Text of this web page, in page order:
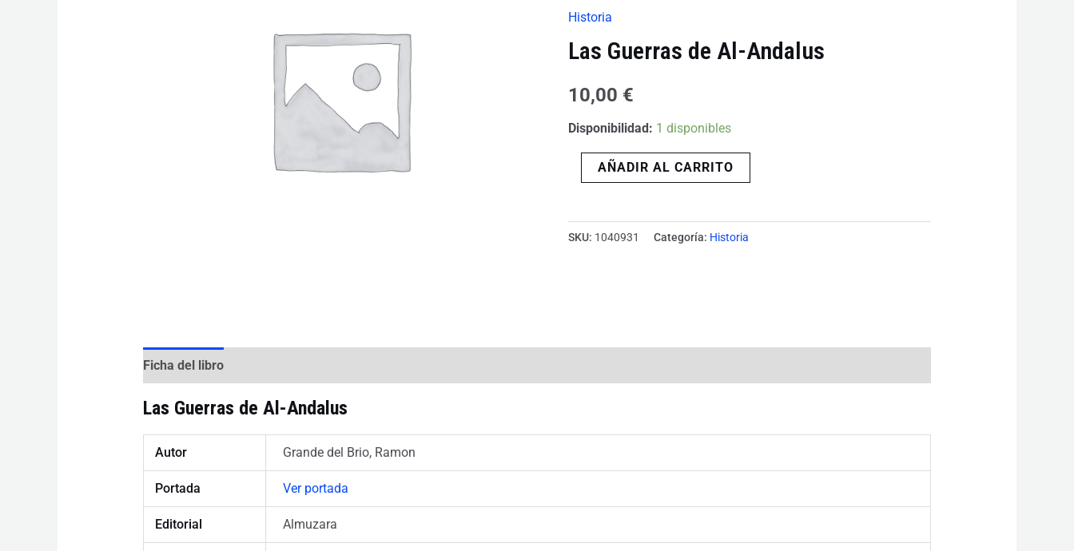
Historia
Las Guerras de Al-Andalus
10,00 €
Disponibilidad: 1 disponibles
AÑADIR AL CARRITO
SKU: 1040931 Categoría: Historia
Ficha del libro
Las Guerras de Al-Andalus
Autor Grande del Brio, Ramon
Portada Ver portada
Editorial Almuzara